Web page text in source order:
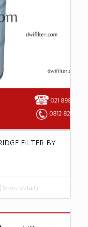
FILTER BY
Show Details